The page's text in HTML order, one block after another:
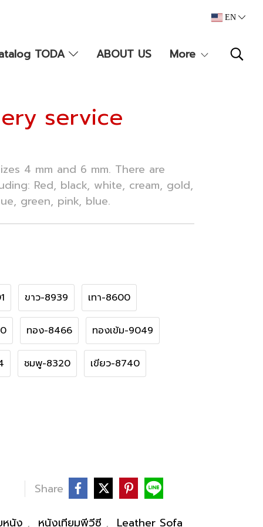
EN
TODA ABOUT US More
service
4 mm and 6 mm. There are
Red, black, white, cream, gold,
green, pink, blue.
ขาว-8939 เทา-8600
ทอง-8466 ทองเข้ม-9049
ชมพู-8320 เขียว-8740
Share
หนัง , หนังเทียมพีวีซี , Leather Sofa